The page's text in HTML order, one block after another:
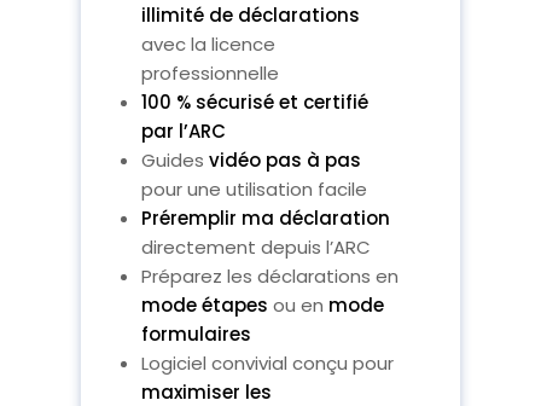
illimité de déclarations
avec la licence
professionnelle
100 % sécurisé et certifié
par l’ARC
Guidesvidéo pas à pas
pour une utilisation facile
Préremplir ma déclaration
directement depuis l’ARC
Préparez les déclarations en
mode étapes ou en mode
formulaires
Logiciel convivial conçu pour
maximiser les